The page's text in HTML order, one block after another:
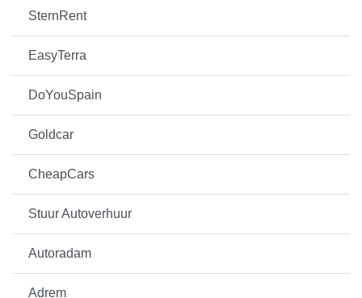
SternRent
EasyTerra
DoYouSpain
Goldcar
CheapCars
Stuur Autoverhuur
Autoradam
Adrem